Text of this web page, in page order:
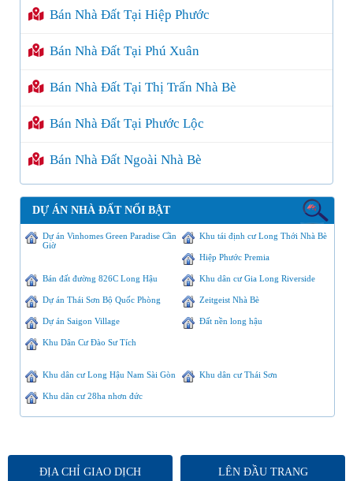
Bán Nhà Đất Tại Hiệp Phước
Bán Nhà Đất Tại Phú Xuân
Bán Nhà Đất Tại Thị Trấn Nhà Bè
Bán Nhà Đất Tại Phước Lộc
Bán Nhà Đất Ngoài Nhà Bè
DỰ ÁN NHÀ ĐẤT NỔI BẬT
Dự án Vinhomes Green Paradise Cần
Giờ
Khu tái định cư Long Thới Nhà Bè
Hiệp Phước Premia
Bán đất đường 826C Long Hậu Khu dân cư Gia Long Riverside
Dự án Thái Sơn Bộ Quốc Phòng Zeitgeist Nhà Bè
Dự án Saigon Village Đất nền long hậu
Khu Dân Cư Đào Sư Tích
Khu dân cư Long Hậu Nam Sài Gòn Khu dân cư Thái Sơn
Khu dân cư 28ha nhơn đức
ĐỊA CHỈ GIAO DỊCH LÊN ĐẦU TRANG